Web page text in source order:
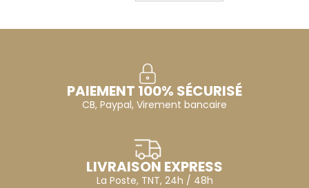
PAIEMENT 100% SÉCURISÉ
CB, Paypal, Virement bancaire
LIVRAISON EXPRESS
La Poste, TNT, 24h / 48h